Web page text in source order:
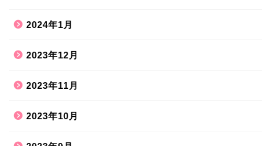
2024年1月
2023年12月
2023年11月
2023年10月